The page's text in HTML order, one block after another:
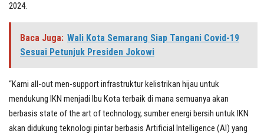
2024.
Baca Juga: Wali Kota Semarang Siap Tangani Covid-19
Sesuai Petunjuk Presiden Jokowi
“Kami all-out men-support infrastruktur kelistrikan hijau untuk
mendukung IKN menjadi Ibu Kota terbaik di mana semuanya akan
berbasis state of the art of technology, sumber energi bersih untuk IKN
akan didukung teknologi pintar berbasis Artificial Intelligence (AI) yang